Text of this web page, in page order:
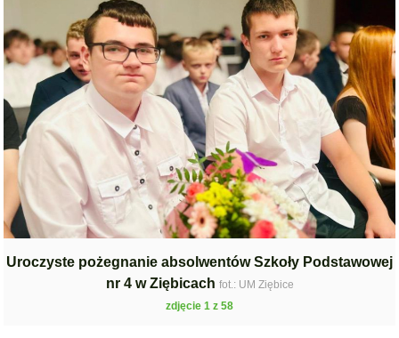
Uroczyste pożegnanie absolwentów Szkoły Podstawowej
nr 4 w Ziębicach fot.: UM Ziębice
zdjęcie 1 z 58